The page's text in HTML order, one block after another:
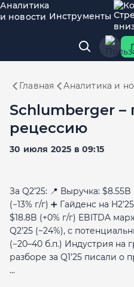
Аналитика
и новости Инструменты
Главная Аналитика и
Schlumberger –
рецессию
30 июля 2025 в 09:15
За Q2’25: 📍 Выручка:
(−13% г/г) ➕ Гайденс на
$18.8B (+0% г/г) EBITDA
Q2’25 (~24%), с
(−20–40 б.п.) Индустрия
разборе за Q1’25 писали о
...